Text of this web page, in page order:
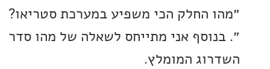
החלק הכי משפיע במערכת סטריאו?
אני מתייחס לשאלה של מהו סדר
המומלץ.